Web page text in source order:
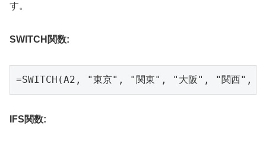
す。
SWITCH関数:
=SWITCH(A2, "東京", "関東", "大阪", "関西",
IFS関数: